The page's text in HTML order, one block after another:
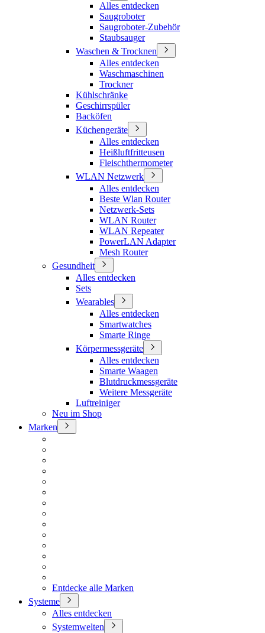
Alles entdecken
Saugroboter
Saugroboter-Zubehör
Staubsauger
Waschen & Trocknen
Alles entdecken
Waschmaschinen
Trockner
Kühlschränke
Geschirrspüler
Backöfen
Küchengeräte
Alles entdecken
Heißluftfritteusen
Fleischthermometer
WLAN Netzwerk
Alles entdecken
Beste Wlan Router
Netzwerk-Sets
WLAN Router
WLAN Repeater
PowerLAN Adapter
Mesh Router
Gesundheit
Alles entdecken
Sets
Wearables
Alles entdecken
Smartwatches
Smarte Ringe
Körpermessgeräte
Alles entdecken
Smarte Waagen
Blutdruckmessgeräte
Weitere Messgeräte
Luftreiniger
Neu im Shop
Marken
Entdecke alle Marken
Systeme
Alles entdecken
Systemwelten